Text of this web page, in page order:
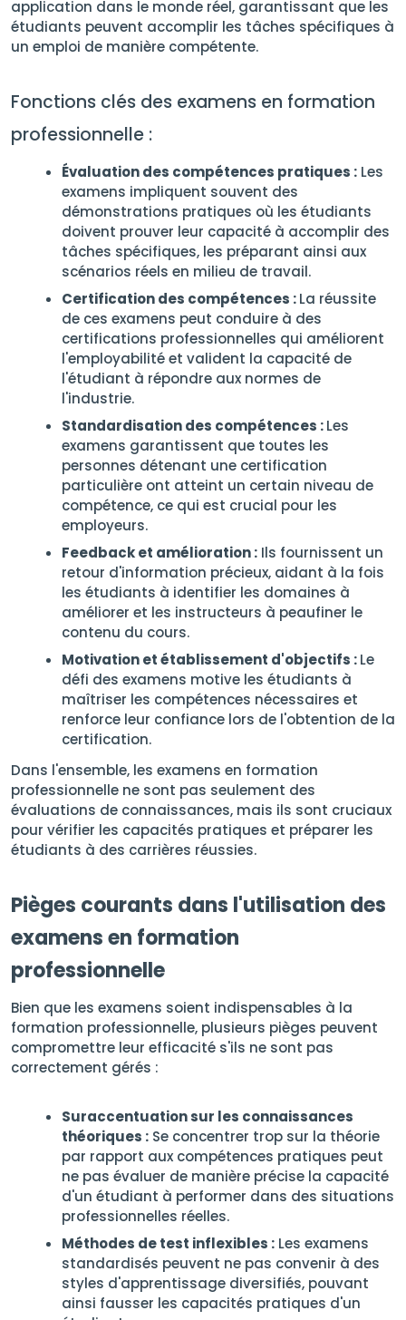
application dans le monde réel, garantissant que les
étudiants peuvent accomplir les tâches spécifiques à
un emploi de manière compétente.
Fonctions clés des examens en formation
professionnelle :
Évaluation des compétences pratiques : Les
examens impliquent souvent des
démonstrations pratiques où les étudiants
doivent prouver leur capacité à accomplir des
tâches spécifiques, les préparant ainsi aux
scénarios réels en milieu de travail.
Certification des compétences :La réussite
de ces examens peut conduire à des
certifications professionnelles qui améliorent
l'employabilité et valident la capacité de
l'étudiant à répondre aux normes de
l'industrie.
Standardisation des compétences :Les
examens garantissent que toutes les
personnes détenant une certification
particulière ont atteint un certain niveau de
compétence, ce qui est crucial pour les
employeurs.
Feedback et amélioration : Ils fournissent un
retour d'information précieux, aidant à la fois
les étudiants à identifier les domaines à
améliorer et les instructeurs à peaufiner le
contenu du cours.
Motivation et établissement d'objectifs :Le
défi des examens motive les étudiants à
maîtriser les compétences nécessaires et
renforce leur confiance lors de l'obtention de la
certification.
Dans l'ensemble, les examens en formation
professionnelle ne sont pas seulement des
évaluations de connaissances, mais ils sont cruciaux
pour vérifier les capacités pratiques et préparer les
étudiants à des carrières réussies.
Pièges courants dans l'utilisation des
examens en formation
professionnelle
Bien que les examens soient indispensables à la
formation professionnelle, plusieurs pièges peuvent
compromettre leur efficacité s'ils ne sont pas
correctement gérés :
Suraccentuation sur les connaissances
théoriques : Se concentrer trop sur la théorie
par rapport aux compétences pratiques peut
ne pas évaluer de manière précise la capacité
d'un étudiant à performer dans des situations
professionnelles réelles.
Méthodes de test inflexibles : Les examens
standardisés peuvent ne pas convenir à des
styles d'apprentissage diversifiés, pouvant
ainsi fausser les capacités pratiques d'un